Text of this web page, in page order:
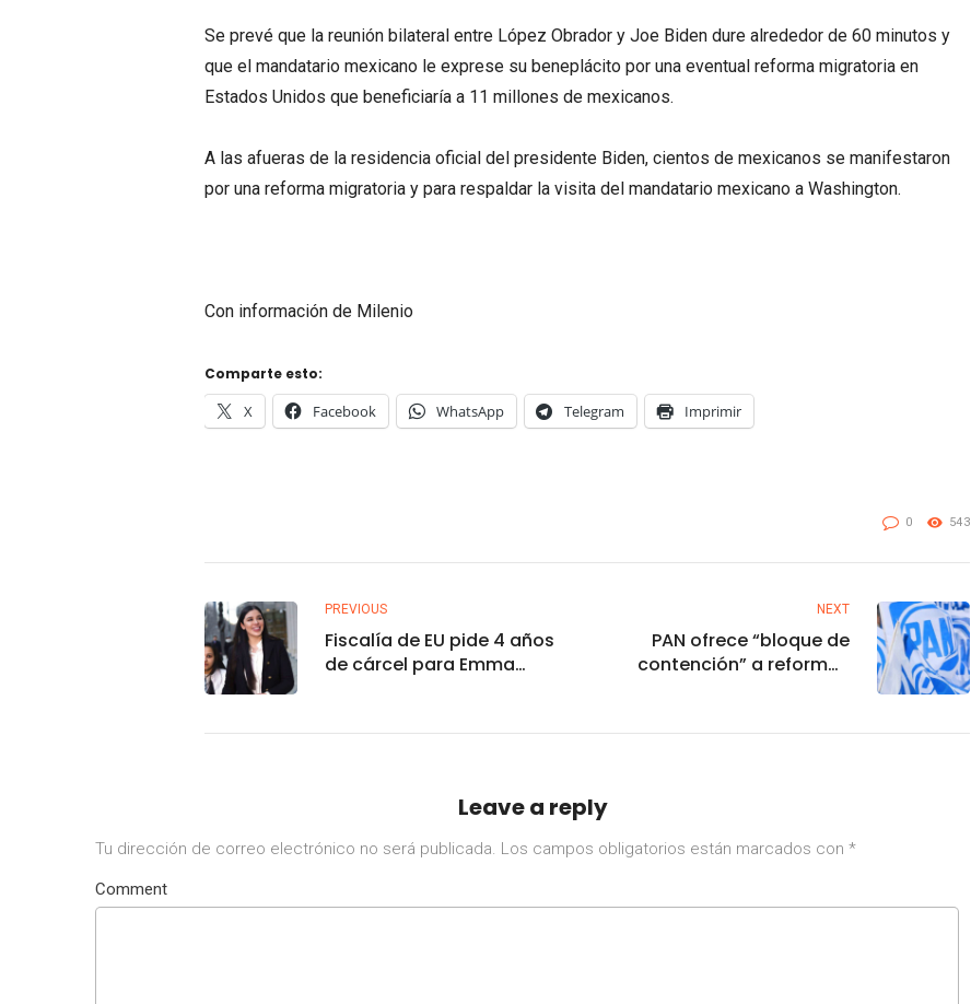
Se prevé que la reunión bilateral entre López Obrador y Joe Biden dure alrededor de 60 minutos y
que el mandatario mexicano le exprese su beneplácito por una eventual reforma migratoria en
Estados Unidos que beneficiaría a 11 millones de mexicanos.
A las afueras de la residencia oficial del presidente Biden, cientos de mexicanos se manifestaron
por una reforma migratoria y para respaldar la visita del mandatario mexicano a Washington.
Con información de Milenio
Comparte esto:
X Facebook WhatsApp Telegram Imprimir
0 543
PREVIOUS
Fiscalía de EU pide 4 años
de cárcel para Emma
NEXT
PAN ofrece “bloque de
contención” a reformas
Leave a reply
Tu dirección de correo electrónico no será publicada. Los campos obligatorios están marcados con *
Comment